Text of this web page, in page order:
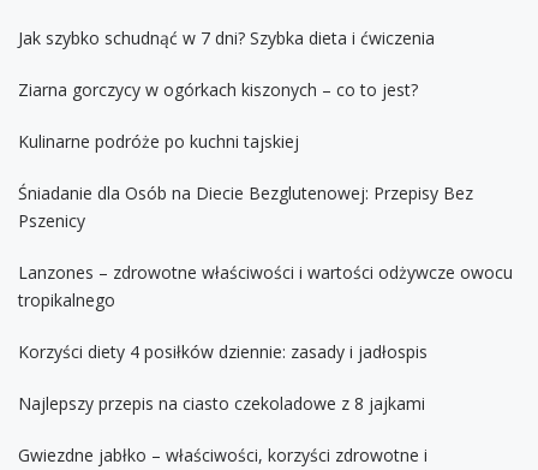
Jak szybko schudnąć w 7 dni? Szybka dieta i ćwiczenia
Ziarna gorczycy w ogórkach kiszonych – co to jest?
Kulinarne podróże po kuchni tajskiej
Śniadanie dla Osób na Diecie Bezglutenowej: Przepisy Bez
Pszenicy
Lanzones – zdrowotne właściwości i wartości odżywcze owocu
tropikalnego
Korzyści diety 4 posiłków dziennie: zasady i jadłospis
Najlepszy przepis na ciasto czekoladowe z 8 jajkami
Gwiezdne jabłko – właściwości, korzyści zdrowotne i